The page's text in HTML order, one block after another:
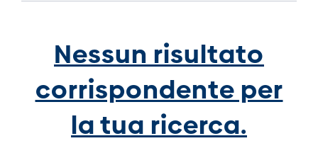
Nessun risultato
corrispondente per
la tua ricerca.